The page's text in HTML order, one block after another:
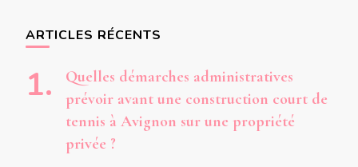
ARTICLES RÉCENTS
Quelles démarches administratives
prévoir avant une construction court de
tennis à Avignon sur une propriété
privée ?